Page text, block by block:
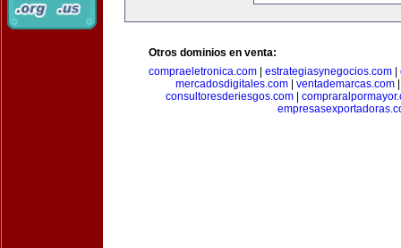
Otros dominios en venta:
compraeletronica.com
estrategiasynegocios.com
mercadosdigitales.com| ventademarcas.com
consultoresderiesgos.com